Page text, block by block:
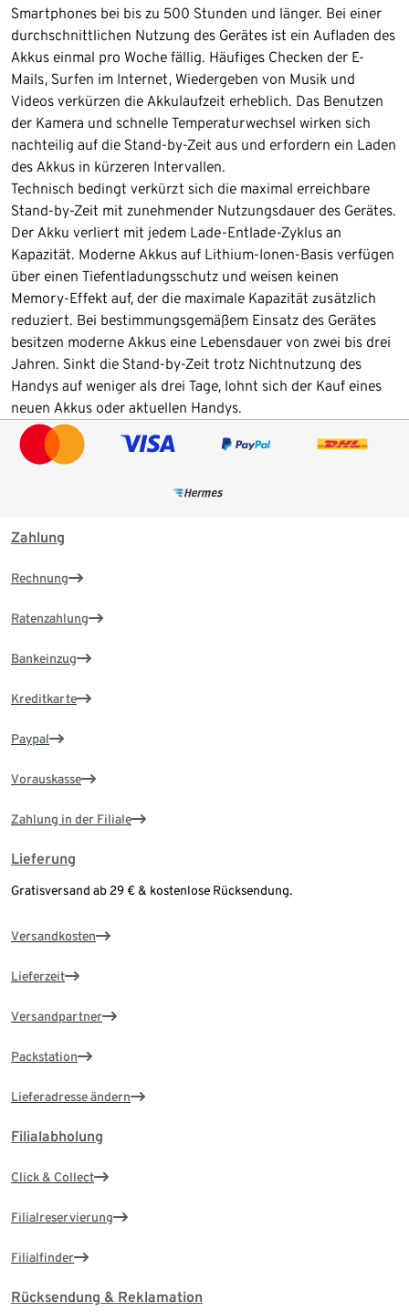
Smartphones bei bis zu 500 Stunden und länger. Bei einer
durchschnittlichen Nutzung des Gerätes ist ein Aufladen des
Akkus einmal pro Woche fällig. Häufiges Checken der E-
Mails, Surfen im Internet, Wiedergeben von Musik und
Videos verkürzen die Akkulaufzeit erheblich. Das Benutzen
der Kamera und schnelle Temperaturwechsel wirken sich
nachteilig auf die Stand-by-Zeit aus und erfordern ein Laden
des Akkus in kürzeren Intervallen.
Technisch bedingt verkürzt sich die maximal erreichbare
Stand-by-Zeit mit zunehmender Nutzungsdauer des Gerätes.
Der Akku verliert mit jedem Lade-Entlade-Zyklus an
Kapazität. Moderne Akkus auf Lithium-Ionen-Basis verfügen
über einen Tiefentladungsschutz und weisen keinen
Memory-Effekt auf, der die maximale Kapazität zusätzlich
reduziert. Bei bestimmungsgemäßem Einsatz des Gerätes
besitzen moderne Akkus eine Lebensdauer von zwei bis drei
Jahren. Sinkt die Stand-by-Zeit trotz Nichtnutzung des
Handys auf weniger als drei Tage, lohnt sich der Kauf eines
neuen Akkus oder aktuellen Handys.
Zahlung
Rechnung
Ratenzahlung
Bankeinzug
Kreditkarte
Paypal
Vorauskasse
Zahlung in der Filiale
Lieferung
Gratisversand ab 29 € & kostenlose Rücksendung.
Versandkosten
Lieferzeit
Versandpartner
Packstation
Lieferadresse ändern
Filialabholung
Click & Collect
Filialreservierung
Filialfinder
Rücksendung & Reklamation